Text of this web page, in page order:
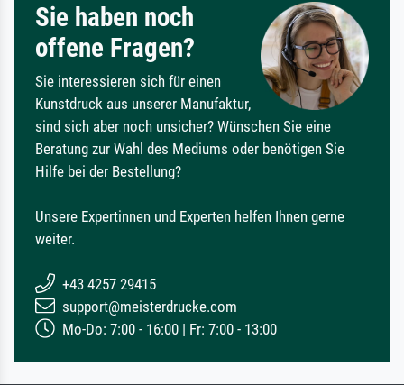
Sie haben noch
offene Fragen?
Sie interessieren sich für einen
Kunstdruck aus unserer Manufaktur,
sind sich aber noch unsicher? Wünschen Sie eine
Beratung zur Wahl des Mediums oder benötigen Sie
Hilfe bei der Bestellung?
Unsere Expertinnen und Experten helfen Ihnen gerne
weiter.
+43 4257 29415
support@meisterdrucke.com
Mo-Do: 7:00 - 16:00 | Fr: 7:00 - 13:00